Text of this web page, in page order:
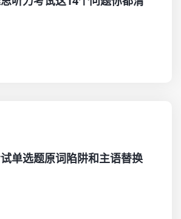
单选题原词陷阱和主语替换